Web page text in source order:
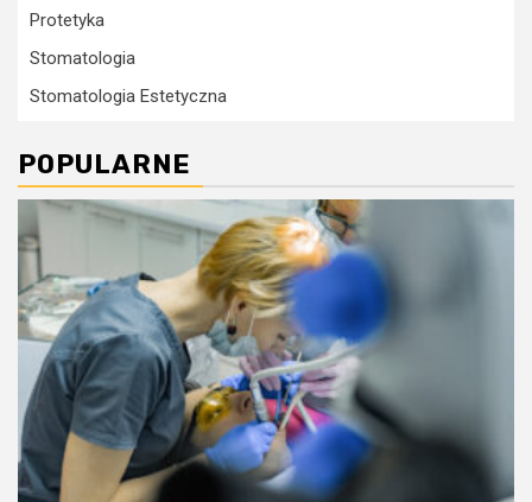
Protetyka
Stomatologia
Stomatologia Estetyczna
POPULARNE